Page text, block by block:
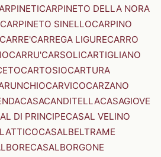
CARPINETO DELLA NORA
CARPINETO SINELLOCARPINO
CARRE'CARREGA LIGURECARRO
CARRU'CARSOLICARTIGLIANO
CARTOSIOCARTURA
CARVICOCARZANO
CASACANDITELLACASAGIOVE
DI PRINCIPECASAL VELINO
CASALBELTRAME
CASALBORGONE